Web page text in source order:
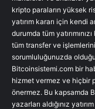
kripto paraların yüksek
yatırım kararı için kendi
durumda tüm
tüm transfer ve
sorumluluğunuzda
Bitcoinsistemi.com bir
hizmet vermez ve hiçbir
önermez. Bu kapsamda
yazarları aldığınız